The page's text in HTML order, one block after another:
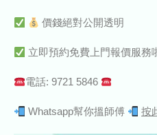
價錢絕對公開透明
立即預約免費上門報價服務
電話: 9721 5846
Whatsapp幫你搵師傅 按